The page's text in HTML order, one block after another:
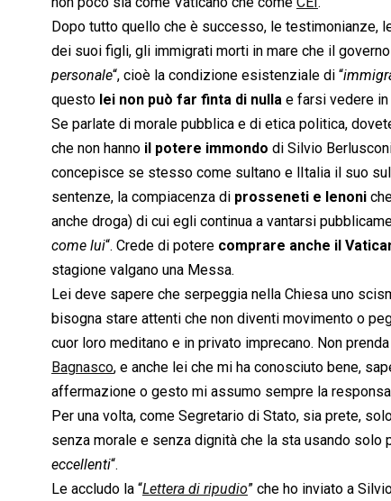
Dopo tutto quello che è successo, le testimonianze,
dei suoi figli, gli immigrati morti in mare che il
personale“, cioè la condizione esistenziale di “
questo lei non può far finta di nulla e farsi vedere
Se parlate di morale pubblica e di etica politica,
che non hanno il potere immondo di Silvio
concepisce se stesso come sultano e lItalia il suo
sentenze, la compiacenza di prosseneti e lenoni
anche droga) di cui egli continua a vantarsi
come lui“. Crede di potere comprare anche il
stagione valgano una Messa.
Lei deve sapere che serpeggia nella Chiesa uno
bisogna stare attenti che non diventi movimento o
cuor loro meditano e in privato imprecano. Non
Bagnasco, e anche lei che mi ha conosciuto bene,
affermazione o gesto mi assumo sempre la
Per una volta, come Segretario di Stato, sia prete,
senza morale e senza dignità che la sta usando solo
eccellenti“.
Le accludo la “Lettera di ripudio” che ho inviato a